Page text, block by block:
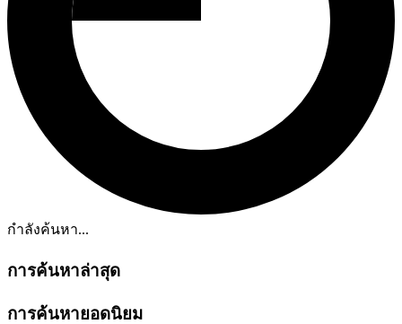
กำลังค้นหา...
การค้นหาล่าสุด
การค้นหายอดนิยม